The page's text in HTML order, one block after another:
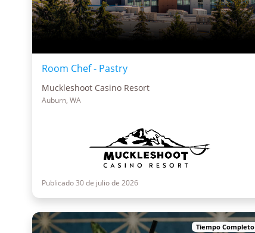
Room Chef - Pastry
Muckleshoot Casino Resort
Auburn, WA
Publicado 30 de julio de 2026
Tiempo Completo